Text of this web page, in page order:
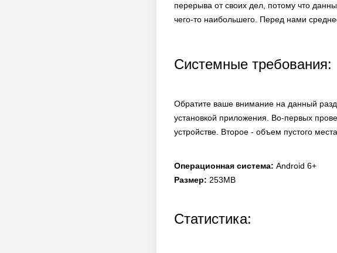
перерыва от своих дел, потому что
чего-то наибольшего. Перед нами
Системные требования:
Обратите ваше внимание на данный
установкой приложения. Во-первых
устройстве. Второе - объем пустого
Операционная система: Android 6+
Размер: 253MB
Статистика: